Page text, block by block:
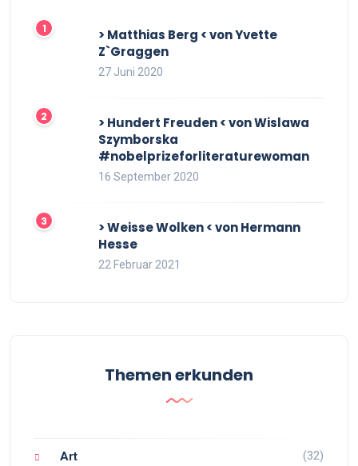
> Matthias Berg < von Yvette
Z`Graggen
27 Juni 2020
> Hundert Freuden < von Wislawa
Szymborska
#nobelprizeforliteraturewoman
16 September 2020
> Weisse Wolken < von Hermann
Hesse
22 Februar 2021
Themen erkunden
Art (32)